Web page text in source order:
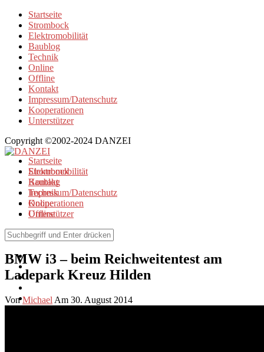
Startseite
Strombock
Elektromobilität
Baublog
Technik
Online
Offline
Kontakt
Impressum/Datenschutz
Kooperationen
Unterstützer
Copyright ©2002-2024 DANZEI
Startseite
Strombock
Kontakt
Impressum/Datenschutz
Kooperationen
Unterstützer
Elektromobilität
Baublog
Technik
Online
Offline
Elektromobilität
BMW i3 – beim Reichweitentest am
Ladepark Kreuz Hilden
VonMichael Am 30. August 2014